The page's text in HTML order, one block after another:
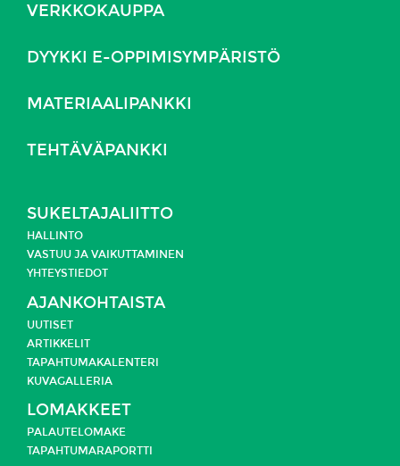
VERKKOKAUPPA
DYYKKI E-OPPIMISYMPÄRISTÖ
MATERIAALIPANKKI
TEHTÄVÄPANKKI
SUKELTAJALIITTO
HALLINTO
VASTUU JA VAIKUTTAMINEN
YHTEYSTIEDOT
AJANKOHTAISTA
UUTISET
ARTIKKELIT
TAPAHTUMAKALENTERI
KUVAGALLERIA
LOMAKKEET
PALAUTELOMAKE
TAPAHTUMARAPORTTI